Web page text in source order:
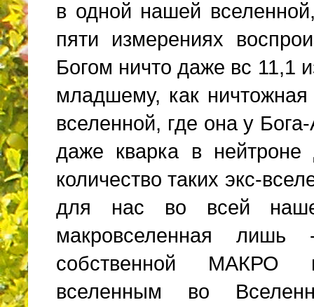
в одной нашей
пяти измерениях
Богом ничто даже вс 11,1
младшему, как
вселенной, где она у
даже кварка в нейтроне
количество таких экс-
для нас во всей
макровселенная
собственной МАКРО
вселенным во